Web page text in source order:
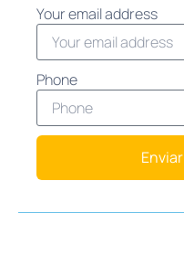
Your email address
Phone
Enviar